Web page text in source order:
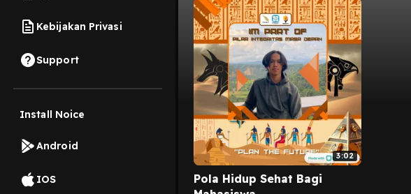
Kebijakan Privasi
Support
Install Noice
Android
IOS
3:02
Pola Hidup Sehat Bagi